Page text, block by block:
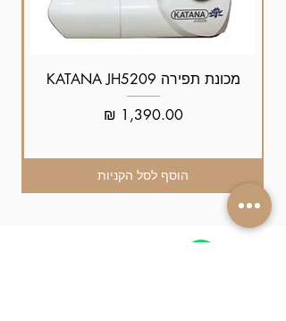
מכונת תפירה KATANA JH5209
מחיר‏1,390.00 ‏₪
הוסף לסל הקניות